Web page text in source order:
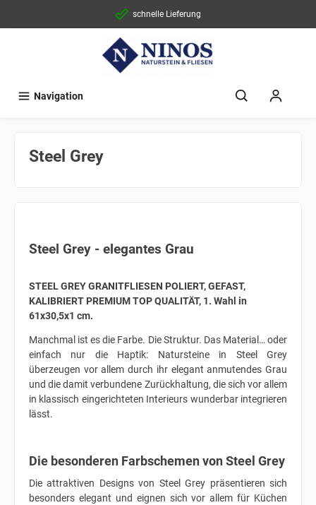
schnelle Lieferung
Navigation
Steel Grey
Steel Grey - elegantes Grau
STEEL GREY GRANITFLIESEN POLIERT, GEFAST,
KALIBRIERT PREMIUM TOP QUALITÄT, 1. Wahl in
61x30,5x1 cm.
Manchmal ist es die Farbe. Die Struktur. Das Material… oder
einfach nur die Haptik: Natursteine in Steel Grey
überzeugen vor allem durch ihr elegant anmutendes Grau
und die damit verbundene Zurückhaltung, die sich vor allem
in klassisch eingerichteten Interieurs wunderbar integrieren
lässt.
Die besonderen Farbschemen von Steel Grey
Die attraktiven Designs von Steel Grey präsentieren sich
besonders elegant und eignen sich vor allem für Küchen